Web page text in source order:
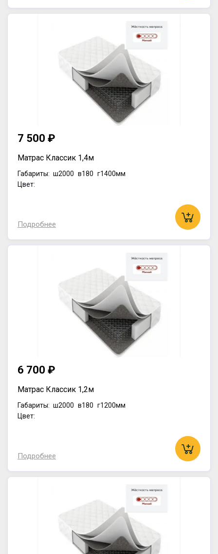
7 500 ₽
Матрас Классик 1,4м
Габариты: ш2000 в180 г1400мм
Цвет:
Подробнее
6 700 ₽
Матрас Классик 1,2м
Габариты: ш2000 в180 г1200мм
Цвет:
Подробнее